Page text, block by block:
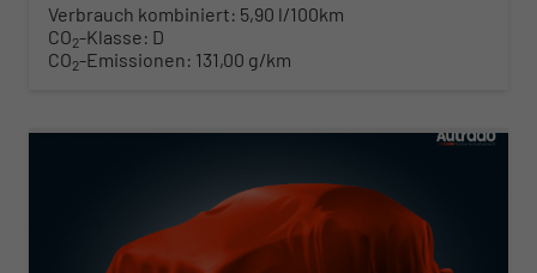
Verbrauch kombiniert: 5,90 l/100km
CO2-Klasse: D
CO2-Emissionen: 131,00 g/km